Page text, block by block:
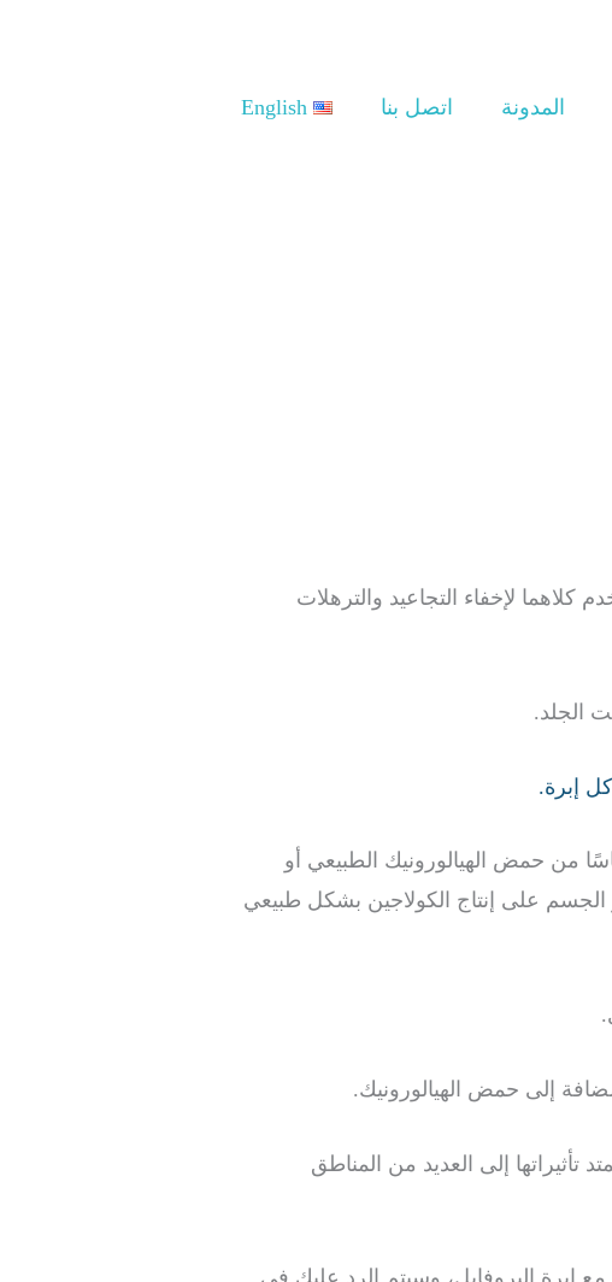
المدونة اتصل بنا English
كلاهما لإخفاء التجاعيد والترهلات
الجلد.
إبرة.
من حمض الهيالورونيك الطبيعي أو
على إنتاج الكولاجين بشكل طبيعي
إلى حمض الهيالورونيك.
تأثيراتها إلى العديد من المناطق